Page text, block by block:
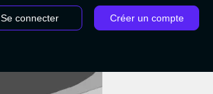
Se connecter Créer un compte